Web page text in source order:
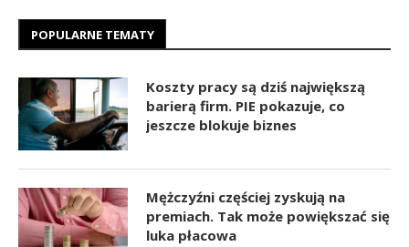
POPULARNE TEMATY
Koszty pracy są dziś największą
barierą firm. PIE pokazuje, co
jeszcze blokuje biznes
Mężczyźni częściej zyskują na
premiach. Tak może powiększać się
luka płacowa